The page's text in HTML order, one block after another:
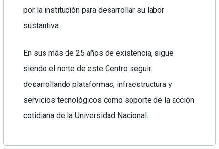
por la institución para desarrollar su labor
sustantiva.
En sus más de 25 años de existencia, sigue
siendo el norte de este Centro seguir
desarrollando plataformas, infraestructura y
servicios tecnológicos como soporte de la acción
cotidiana de la Universidad Nacional.